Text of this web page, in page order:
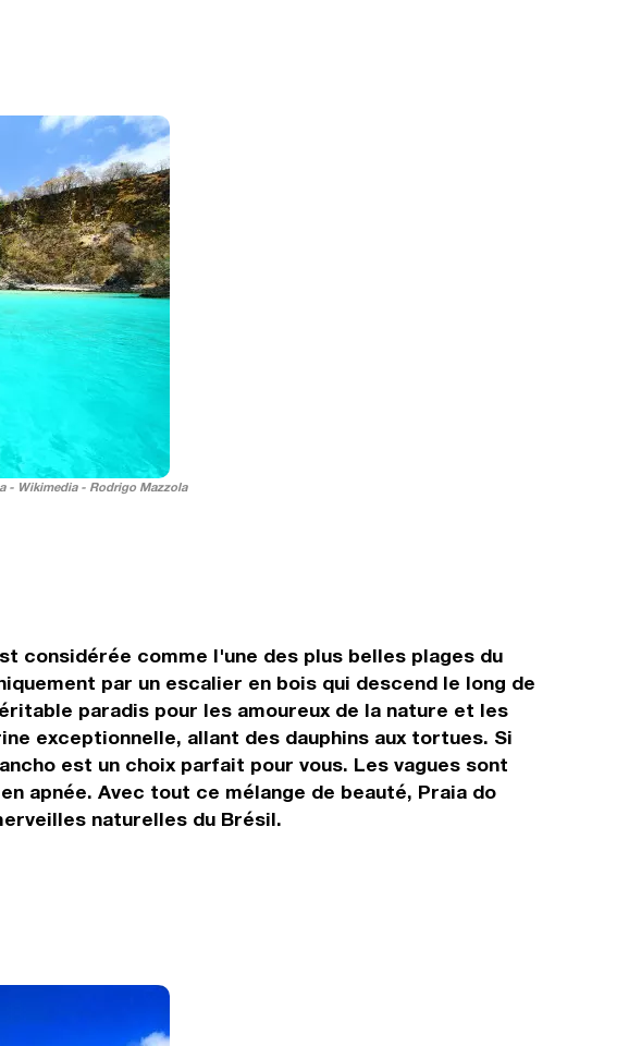
- Wikimedia - Rodrigo Mazzola
considérée comme l'une des plus belles plages du
par un escalier en bois qui descend le long de
paradis pour les amoureux de la nature et les
exceptionnelle, allant des dauphins aux tortues. Si
est un choix parfait pour vous. Les vagues sont
apnée. Avec tout ce mélange de beauté, Praia do
naturelles du Brésil.